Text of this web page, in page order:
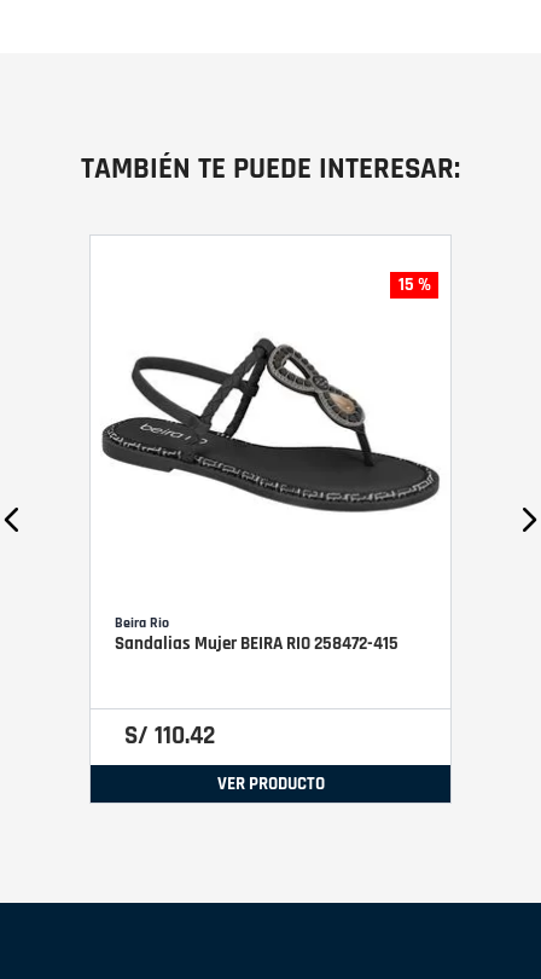
TAMBIÉN TE PUEDE INTERESAR:
15 %
Beira Rio
Sandalias Mujer BEIRA RIO 258472-415
S/ 110.42
VER PRODUCTO